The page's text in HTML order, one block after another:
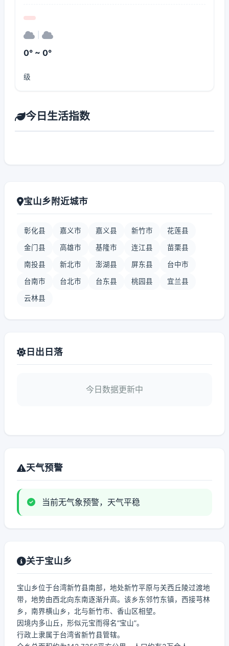
0° ~ 0°
级
今日生活指数
宝山乡附近城市
彰化县 嘉义市 嘉义县 新竹市 花莲县
金门县 高雄市 基隆市 连江县 苗栗县
南投县 新北市 澎湖县 屏东县 台中市
台南市 台北市 台东县 桃园县 宜兰县
云林县
日出日落
今日数据更新中
天气预警
当前无气象预警，天气平稳
关于宝山乡
宝山乡位于台湾新竹县南部，地处新竹平原与关西丘陵过渡地
带，地势由西北向东南逐渐升高。该乡东邻竹东镇，西接芎林
乡，南界横山乡，北与新竹市、香山区相望。
因境内多山丘，形似元宝而得名“宝山”。
行政上隶属于台湾省新竹县管辖。